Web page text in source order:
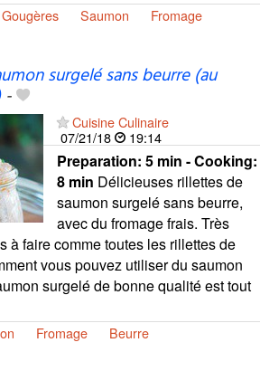
Gougères Saumon Fromage
surgelé sans beurre (au
-
Cuisine Culinaire
07/21/18
19:14
Preparation: 5 min - Cooking:
8 min Délicieuses rillettes de
saumon surgelé sans beurre,
avec du fromage frais. Très
à faire comme toutes les rillettes de
vous pouvez utiliser du saumon
surgelé de bonne qualité est tout
Fromage Beurre